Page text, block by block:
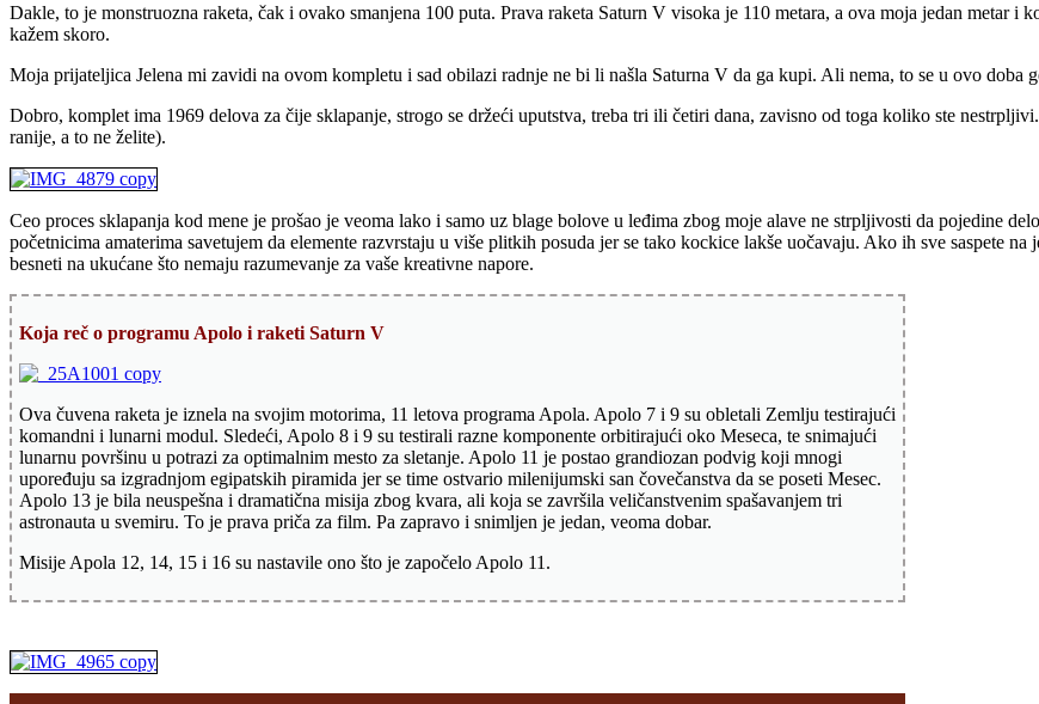
Dakle, to je monstruozna raketa, čak i ovako smanjena 100 puta. Prava raketa Saturn V visoka je 110 metara, a ova moja jedan metar
kažem skoro.
Moja prijateljica Jelena mi zavidi na ovom kompletu i sad obilazi radnje ne bi li našla Saturna V da ga kupi. Ali nema, to se u ovo doba
Dobro, komplet ima 1969 delova za čije sklapanje, strogo se držeći uputstva, treba tri ili četiri dana, zavisno od toga koliko ste
ranije, a to ne želite).
Ceo proces sklapanja kod mene je prošao je veoma lako i samo uz blage bolove u leđima zbog moje alave ne strpljivosti da pojedine
početnicima amaterima savetujem da elemente razvrstaju u više plitkih posuda jer se tako kockice lakše uočavaju. Ako ih sve saspete
besneti na ukućane što nemaju razumevanje za vaše kreativne napore.
Koja reč o programu Apolo i raketi Saturn V
Ova čuvena raketa je iznela na svojim motorima, 11 letova programa Apola. Apolo 7 i 9 su obletali Zemlju testirajući
komandni i lunarni modul. Sledeći, Apolo 8 i 9 su testirali razne komponente orbitirajući oko Meseca, te snimajući
lunarnu površinu u potrazi za optimalnim mesto za sletanje. Apolo 11 je postao grandiozan podvig koji mnogi
upoređuju sa izgradnjom egipatskih piramida jer se time ostvario milenijumski san čovečanstva da se poseti Mesec.
Apolo 13 je bila neuspešna i dramatična misija zbog kvara, ali koja se završila veličanstvenim spašavanjem tri
astronauta u svemiru. To je prava priča za film. Pa zapravo i snimljen je jedan, veoma dobar.
Misije Apola 12, 14, 15 i 16 su nastavile ono što je započelo Apolo 11.